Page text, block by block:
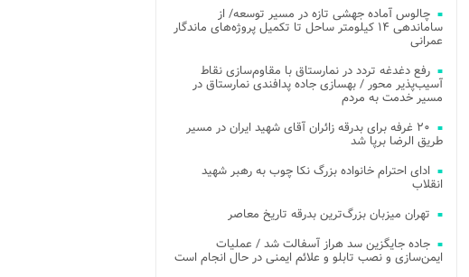
چالوس آماده جهشی تازه در مسیر توسعه/ از
ساماندهی ۱۴ کیلومتر ساحل تا تکمیل پروژه‌های ماندگار
عمرانی
رفع دغدغه تردد در نمارستاق با مقاوم‌سازی نقاط
آسیب‌پذیر محور / بهسازی جاده پدافندی نمارستاق در
مسیر خدمت به مردم
۲۰ غرفه برای بدرقه زائران آقای شهید ایران در مسیر
طریق الرضا برپا شد
ادای احترام خانواده بزرگ نکا چوب به رهبر شهید
انقلاب
تهران میزبان بزرگ‌ترین بدرقه تاریخ معاصر
جاده جایگزین سد هراز آسفالت شد / عملیات
ایمن‌سازی و نصب تابلو و علائم ایمنی در حال انجام است